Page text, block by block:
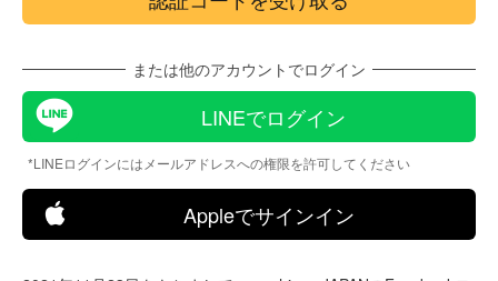
または他のアカウントでログイン
LINEでログイン
*LINEログインにはメールアドレスへの権限を許可してください
Appleでサインイン